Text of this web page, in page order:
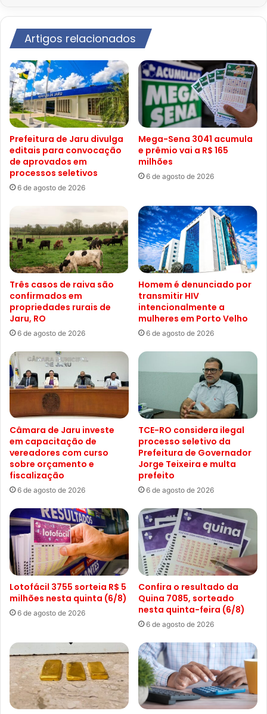
Artigos relacionados
Prefeitura de Jaru divulga
editais para convocação
de aprovados em
processos seletivos
6 de agosto de 2026
Mega-Sena 3041 acumula
e prêmio vai a R$ 165
milhões
6 de agosto de 2026
Três casos de raiva são
confirmados em
propriedades rurais de
Jaru, RO
6 de agosto de 2026
Homem é denunciado por
transmitir HIV
intencionalmente a
mulheres em Porto Velho
6 de agosto de 2026
Câmara de Jaru investe
em capacitação de
vereadores com curso
sobre orçamento e
fiscalização
6 de agosto de 2026
TCE-RO considera ilegal
processo seletivo da
Prefeitura de Governador
Jorge Teixeira e multa
prefeito
6 de agosto de 2026
Lotofácil 3755 sorteia R$ 5
milhões nesta quinta (6/8)
6 de agosto de 2026
Confira o resultado da
Quina 7085, sorteado
nesta quinta-feira (6/8)
6 de agosto de 2026